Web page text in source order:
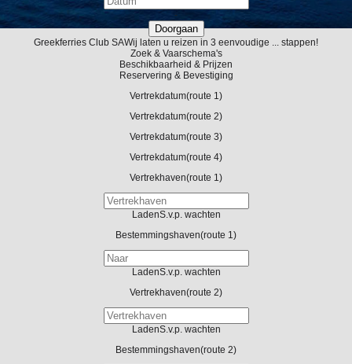
-
Greekferries Club SAWij laten u reizen in 3 eenvoudige ... stappen!
Zoek & Vaarschema's
Beschikbaarheid & Prijzen
Reservering & Bevestiging
Vertrekdatum(route 1)
Vertrekdatum(route 2)
Vertrekdatum(route 3)
Vertrekdatum(route 4)
Vertrekhaven(route 1)
LadenS.v.p. wachten
Bestemmingshaven(route 1)
LadenS.v.p. wachten
Vertrekhaven(route 2)
LadenS.v.p. wachten
Bestemmingshaven(route 2)